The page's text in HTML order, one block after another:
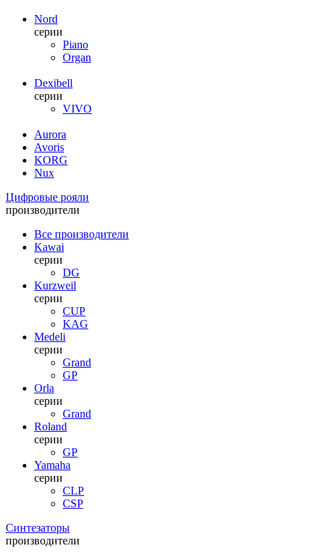
Nord
серии
Piano
Organ
Dexibell
серии
VIVO
Aurora
Avoris
KORG
Nux
Цифровые рояли
производители
Все производители
Kawai
серии
DG
Kurzweil
серии
CUP
KAG
Medeli
серии
Grand
GP
Orla
серии
Grand
Roland
серии
GP
Yamaha
серии
CLP
CSP
Синтезаторы
производители